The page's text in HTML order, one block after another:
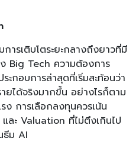
ารเติบโตระยะกลางถึงยาวที่มี
Big Tech ความต้องการ
ะกอบการล่าสุดที่เริ่มสะท้อนว่า
ยได้จริงมากขึ้น อย่างไรก็ตาม
การเลือกลงทุนควรเน้น
ละ Valuation ที่ไม่ตึงเกินไป
ธีม AI